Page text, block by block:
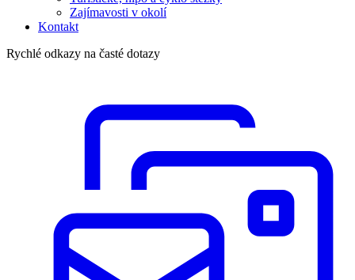
Zajímavosti v okolí
Kontakt
Rychlé odkazy na časté dotazy